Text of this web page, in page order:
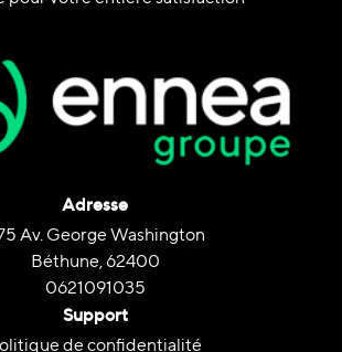
Adresse
Av. George Washington
Béthune, 62400
0621091035
Support
de confidentialité